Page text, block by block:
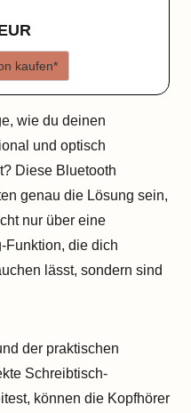
kaufen*
wie du deinen
und optisch
Diese Bluetooth
genau die Lösung sein,
nur über eine
Funktion, die dich
lässt, sondern sind
der praktischen
Schreibtisch-
können die Kopfhörer